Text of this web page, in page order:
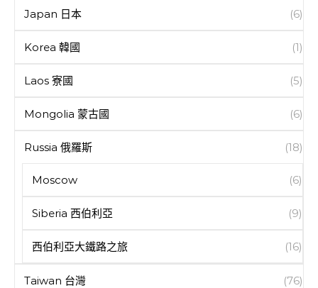
Japan 日本 (6)
Korea 韓國 (1)
Laos 寮國 (5)
Mongolia 蒙古國 (6)
Russia 俄羅斯 (18)
Moscow (6)
Siberia 西伯利亞 (9)
西伯利亞大鐵路之旅 (16)
Taiwan 台灣 (76)